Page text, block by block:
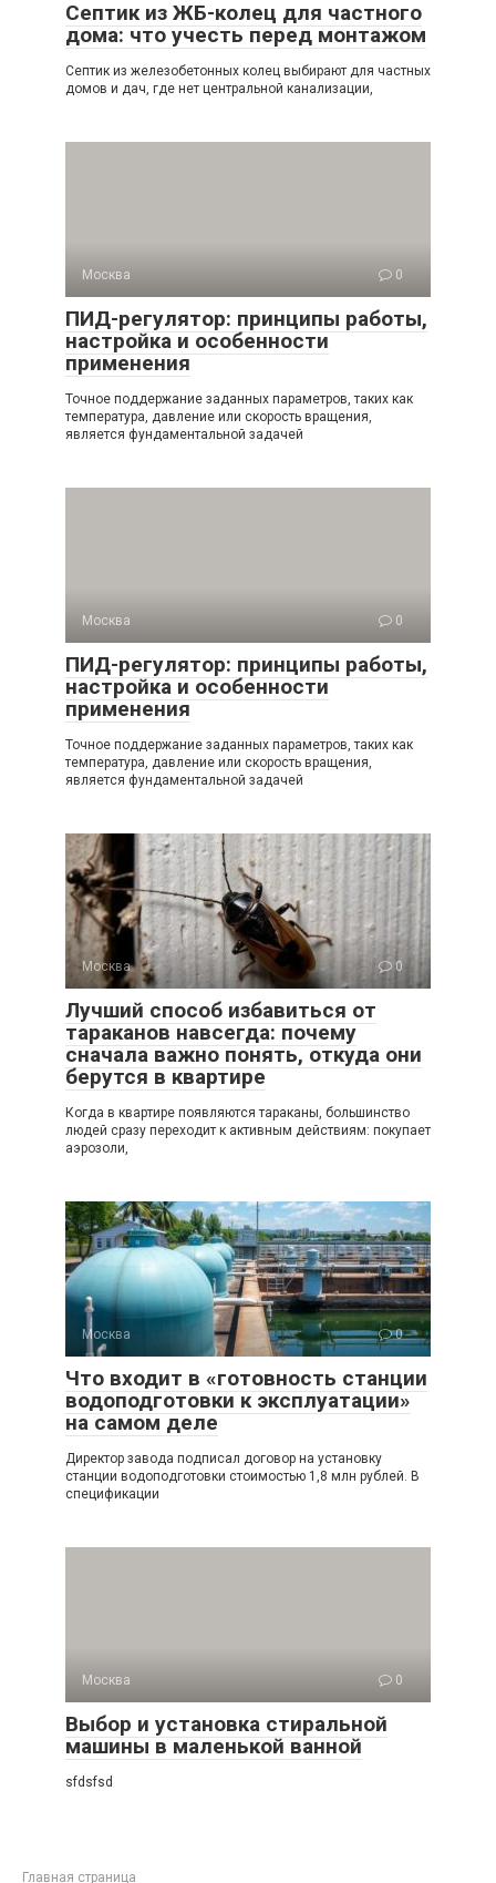
Септик из ЖБ-колец для частного
дома: что учесть перед монтажом
Септик из железобетонных колец выбирают для частных
домов и дач, где нет центральной канализации,
Москва 0
ПИД-регулятор: принципы работы,
настройка и особенности
применения
Точное поддержание заданных параметров, таких как
температура, давление или скорость вращения,
является фундаментальной задачей
Москва 0
ПИД-регулятор: принципы работы,
настройка и особенности
применения
Точное поддержание заданных параметров, таких как
температура, давление или скорость вращения,
является фундаментальной задачей
Москва 0
Лучший способ избавиться от
тараканов навсегда: почему
сначала важно понять, откуда они
берутся в квартире
Когда в квартире появляются тараканы, большинство
людей сразу переходит к активным действиям: покупает
аэрозоли,
Москва 0
Что входит в «готовность станции
водоподготовки к эксплуатации»
на самом деле
Директор завода подписал договор на установку
станции водоподготовки стоимостью 1,8 млн рублей. В
спецификации
Москва 0
Выбор и установка стиральной
машины в маленькой ванной
sfdsfsd
Главная страница